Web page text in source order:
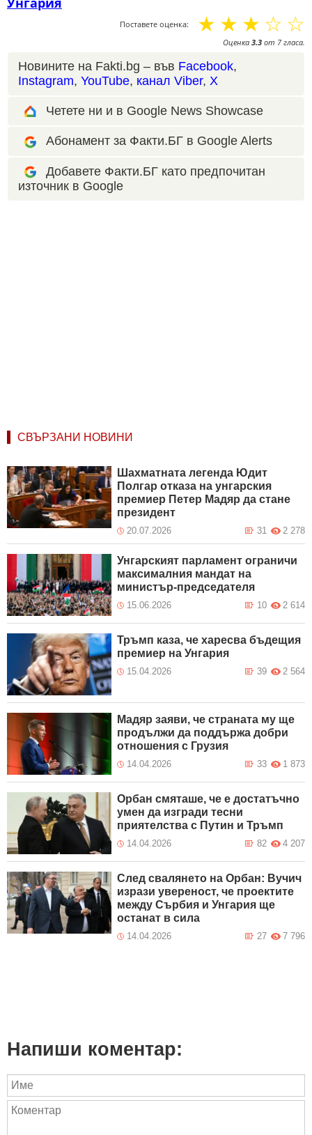
Поставете оценка: ☆
☆
☆
☆
☆
Оценка 3.3 от 7 гласа.
Новините на Fakti.bg – във Facebook,
Instagram, YouTube, канал Viber, X
Четете ни и в Google News Showcase
Абонамент за Факти.БГ в Google Alerts
Добавете Факти.БГ като предпочитан
източник в Google
СВЪРЗАНИ НОВИНИ
Шахматната легенда Юдит
Полгар отказа на унгарския
премиер Петер Мадяр да стане
президент
20.07.2026 2 278
31
Унгарският парламент ограничи
максималния мандат на
министър-председателя
15.06.2026 2 614
10
Тръмп каза, че харесва бъдещия
премиер на Унгария
15.04.2026 2 564
39
Мадяр заяви, че страната му ще
продължи да поддържа добри
отношения с Грузия
14.04.2026 1 873
33
Орбан смяташе, че е достатъчно
умен да изгради тесни
приятелства с Путин и Тръмп
14.04.2026 4 207
82
След свалянето на Орбан: Вучич
изрази увереност, че проектите
между Сърбия и Унгария ще
останат в сила
14.04.2026 7 796
27
Напиши коментар: